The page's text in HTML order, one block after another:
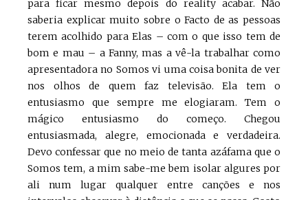
para ficar mesmo depois do reality acabar. Não
saberia explicar muito sobre o Facto de as pessoas
terem acolhido para Elas – com o que isso tem de
bom e mau – a Fanny, mas a vê-la trabalhar como
apresentadora no Somos vi uma coisa bonita de ver
nos olhos de quem faz televisão. Ela tem o
entusiasmo que sempre me elogiaram. Tem o
mágico entusiasmo do começo. Chegou
entusiasmada, alegre, emocionada e verdadeira.
Devo confessar que no meio de tanta azáfama que o
Somos tem, a mim sabe-me bem isolar algures por
ali num lugar qualquer entre canções e nos